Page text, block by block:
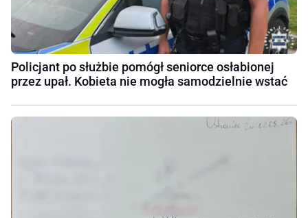
Policjant po służbie pomógł seniorce osłabionej
przez upał. Kobieta nie mogła samodzielnie wstać